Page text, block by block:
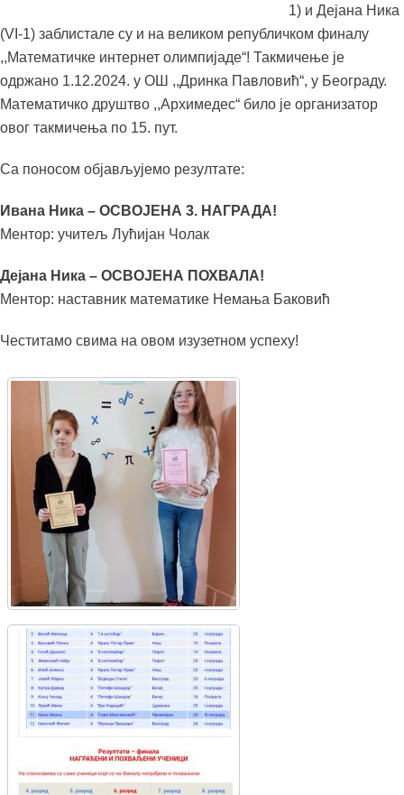
1) и Дејана Ника
(VI-1) заблистале су и на великом републичком финалу
,,Математичке интернет олимпијаде“! Такмичење је
одржано 1.12.2024. у ОШ ,,Дринка Павловић“, у Београду.
Математичко друштво ,,Архимедес“ било је организатор
овог такмичења по 15. пут.
Са поносом објављујемо резултате:
Ивана Ника – ОСВОЈЕНА 3. НАГРАДА!
Ментор: учитељ Лућијан Чолак
Дејана Ника – ОСВОЈЕНА ПОХВАЛА!
Ментор: наставник математике Немања Баковић
Честитамо свима на овом изузетном успеху!